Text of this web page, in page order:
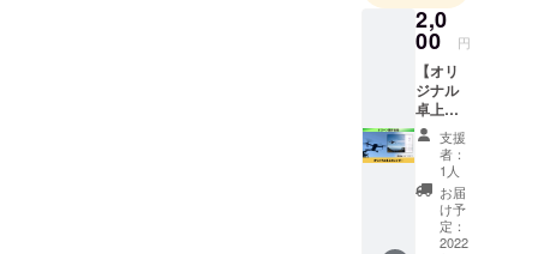
2,0
00 円
【オリ
ジナル
卓上カ
レン
ダー】
Next
Find
Valueオ
リジナ
ル卓上
支援
者：
1人
お届
け予
定：
2022